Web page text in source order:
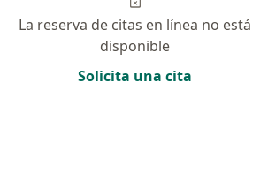
La reserva de citas en línea no está
disponible
Solicita una cita